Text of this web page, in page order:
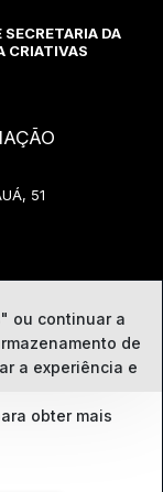
DA
CRIATIVAS
51
ou continuar a
de
a experiência e
obter mais